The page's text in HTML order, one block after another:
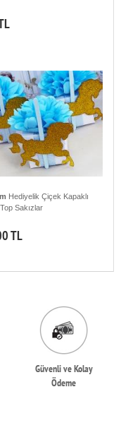
Hediyelik Çiçek Kapaklı
Sakızlar
TL
Güvenli ve Kolay
Ödeme